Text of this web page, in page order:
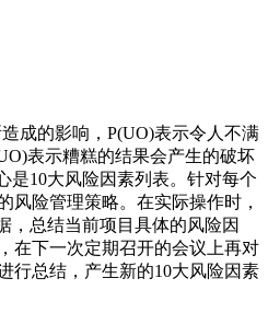
成的影响，P(UO)表示令人不满
表示糟糕的结果会产生的破坏
是10大风险因素列表。针对每个
风险管理策略。在实际操作时，
，总结当前项目具体的风险因
在下一次定期召开的会议上再对
行总结，产生新的10大风险因素